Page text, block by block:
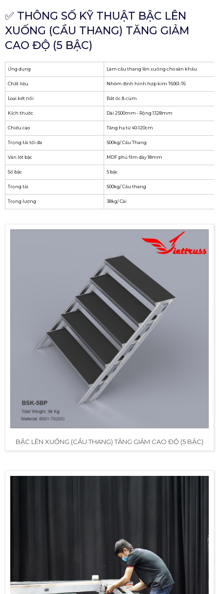
✅ THÔNG SỐ KỸ THUẬT BẬC LÊN
XUỐNG (CẦU THANG) TĂNG GIẢM
CAO ĐỘ (5 BẬC)
Ứng dụng Làm cầu thang lên xuống cho sân khấu
Chất liệu Nhôm định hình hợp kim T6061-T6
Loại kết nối Bắt ốc & cùm
Kích thước Dài 2500mm - Rộng 1328mm
Chiều cao Tăng hạ từ 40-120cm
Trọng tải tối đa 500kg/ Cầu Thang
Ván lót bậc MDF phủ film dày 18mm
Số bậc 5 bậc
Trọng tải 500kg/ Cầu thang
Trọng lượng 38kg/ Cái
BẬC LÊN XUỐNG (CẦU THANG) TĂNG GIẢM CAO ĐỘ (5 BẬC)